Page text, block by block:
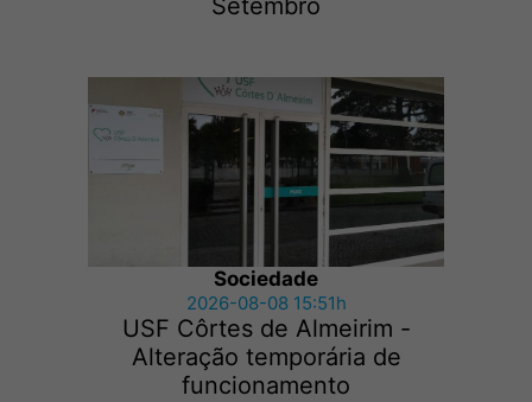
Setembro
Sociedade
2026-08-08 15:51h
USF Côrtes de Almeirim -
Alteração temporária de
funcionamento